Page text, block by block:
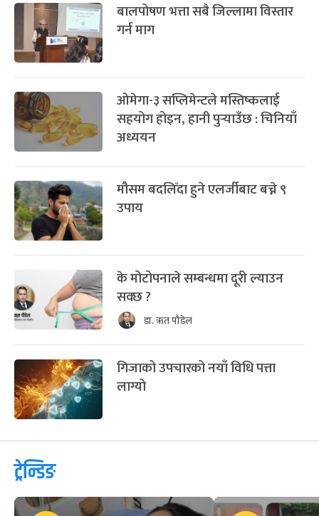
बालपोषण भत्ता सबै जिल्लामा विस्तार
गर्न माग
ओमेगा-३ सप्लिमेन्टले मस्तिष्कलाई
सहयोग होइन, हानी पुर्‍याउँछ : चिनियाँ
अध्ययन
मौसम बदलिँदा हुने एलर्जीबाट बच्ने ९
उपाय
के मोटोपनाले सम्बन्धमा दूरी ल्याउन
सक्छ ?
डा. ऋत पौडेल
गिजाको उपचारको नयाँ विधि पत्ता
लाग्यो
ट्रेन्डिङ